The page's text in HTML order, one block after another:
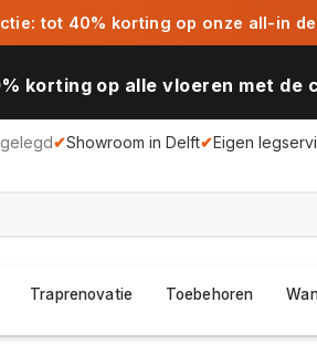
tot 40% korting op onze all-in
korting op alle vloeren met de
gelegd✔Showroom in Delft✔Eigen
Traprenovatie Toebehoren